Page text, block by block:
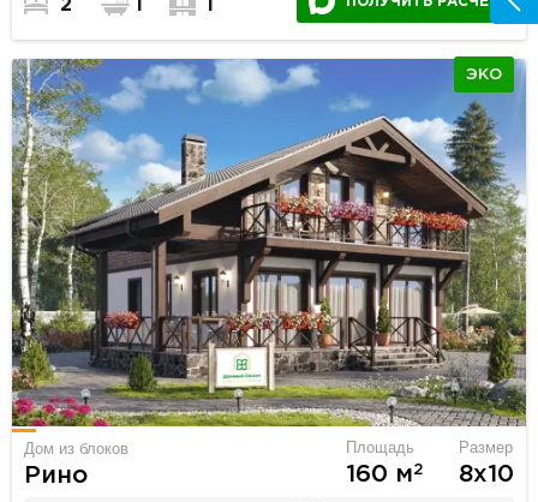
2
ЭКО
Дом из блоков
Рино
Площадь
160 м2
Размер
8х10